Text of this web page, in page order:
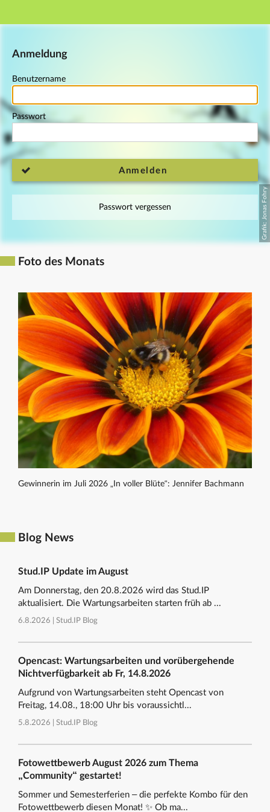
Hauptnavigation
Anmeldung
Benutzername
Passwort
Anmelden
Passwort vergessen
Foto des Monats
Gewinnerin im Juli 2026 „In voller Blüte“: Jennifer Bachmann
Blog News
Stud.IP Update im August
Am Donnerstag, den 20.8.2026 wird das Stud.IP
aktualisiert. Die Wartungsarbeiten starten früh ab ...
6.8.2026 | Stud.IP Blog
Opencast: Wartungsarbeiten und vorübergehende
Nichtverfügbarkeit ab Fr, 14.8.2026
Aufgrund von Wartungsarbeiten steht Opencast von
Freitag, 14.08., 18:00 Uhr bis voraussichtl...
5.8.2026 | Stud.IP Blog
Fotowettbewerb August 2026 zum Thema
„Community“ gestartet!
Sommer und Semesterferien – die perfekte Kombo für den
Fotowettbewerb diesen Monat! ✨ Ob ma...